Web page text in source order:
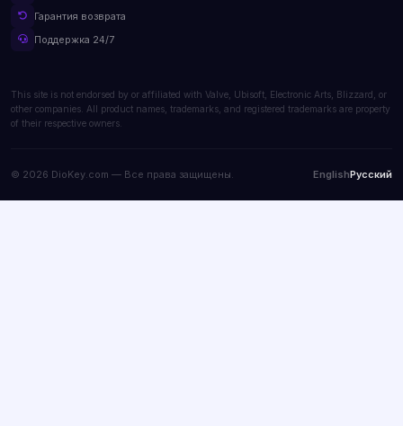
Гарантия возврата
Поддержка 24/7
This site is not endorsed by or affiliated with Valve, Ubisoft, Electronic Arts, Blizzard, or
other companies. All product names, trademarks, and registered trademarks are property
of their respective owners.
© 2026 DioKey.com — Все права защищены. EnglishРусский